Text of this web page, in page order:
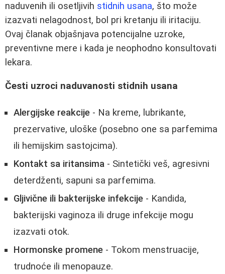
naduvenih ili osetljivih stidnih usana, što može
izazvati nelagodnost, bol pri kretanju ili iritaciju.
Ovaj članak objašnjava potencijalne uzroke,
preventivne mere i kada je neophodno konsultovati
lekara.
Česti uzroci naduvanosti stidnih usana
Alergijske reakcije - Na kreme, lubrikante,
prezervative, uloške (posebno one sa parfemima
ili hemijskim sastojcima).
Kontakt sa iritansima - Sintetički veš, agresivni
deterdženti, sapuni sa parfemima.
Gljivične ili bakterijske infekcije - Kandida,
bakterijski vaginoza ili druge infekcije mogu
izazvati otok.
Hormonske promene - Tokom menstruacije,
trudnoće ili menopauze.